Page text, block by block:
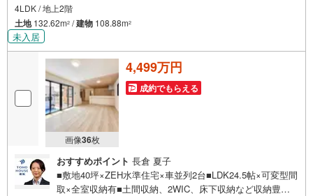
4LDK / 地上2階
土地132.62m2 /建物 108.88m2
未入居
画像36枚
4,499万円
成約でもらえる
おすすめポイント 長倉 夏子
■敷地40坪×ZEH水準住宅×車並列2台■LDK24.5帖×可変型間
取×全室収納有■土間収納、2WIC、床下収納など収納豊富